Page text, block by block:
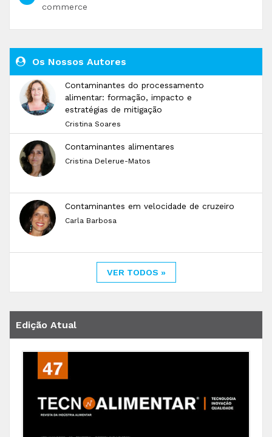
commerce
Os Nossos Autores
Contaminantes do processamento
alimentar: formação, impacto e
estratégias de mitigação
Cristina Soares
Contaminantes alimentares
Cristina Delerue-Matos
Contaminantes em velocidade de cruzeiro
Carla Barbosa
VER TODOS »
Edição Atual